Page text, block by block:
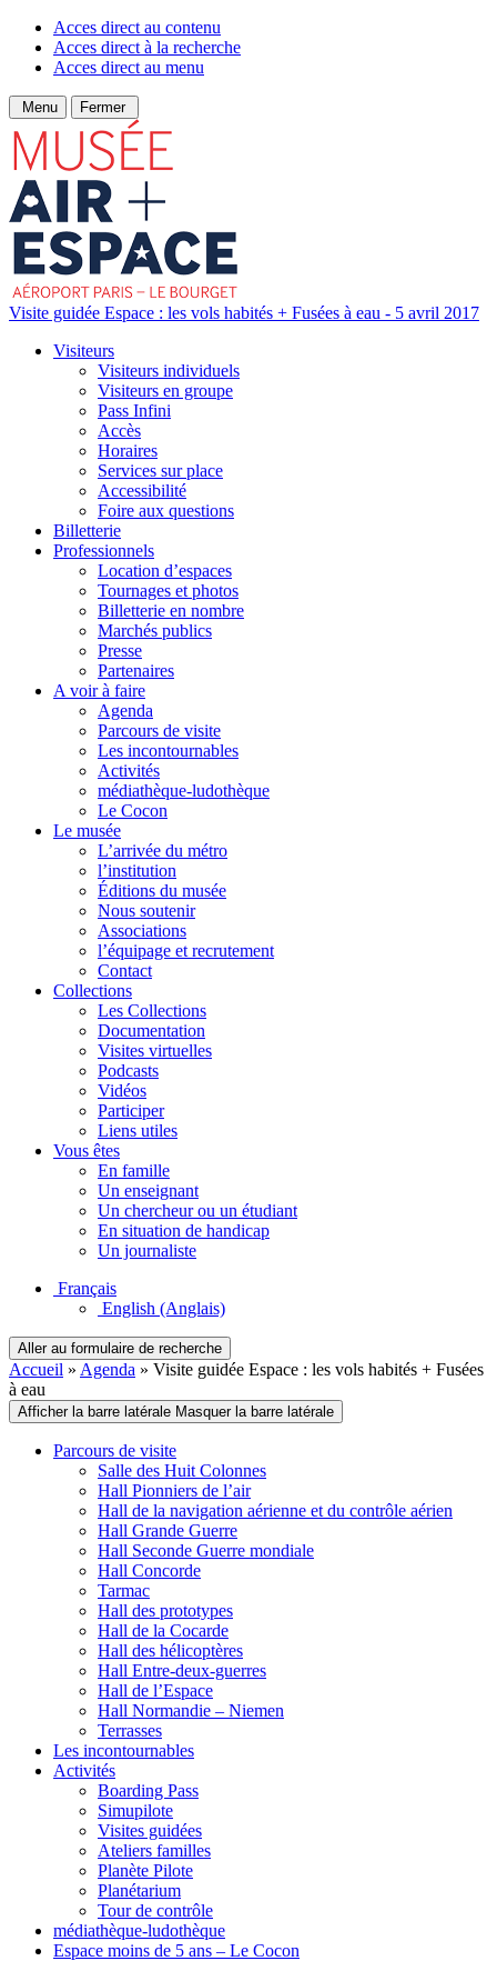
Acces direct au contenu
Acces direct à la recherche
Acces direct au menu
Menu Fermer
Visite guidée Espace : les vols habités + Fusées à eau - 5 avril 2017
Visiteurs
Visiteurs individuels
Visiteurs en groupe
Pass Infini
Accès
Horaires
Services sur place
Accessibilité
Foire aux questions
Billetterie
Professionnels
Location d’espaces
Tournages et photos
Billetterie en nombre
Marchés publics
Presse
Partenaires
A voir à faire
Agenda
Parcours de visite
Les incontournables
Activités
médiathèque-ludothèque
Le Cocon
Le musée
L’arrivée du métro
l’institution
Éditions du musée
Nous soutenir
Associations
l’équipage et recrutement
Contact
Collections
Les Collections
Documentation
Visites virtuelles
Podcasts
Vidéos
Participer
Liens utiles
Vous êtes
En famille
Un enseignant
Un chercheur ou un étudiant
En situation de handicap
Un journaliste
Français
English (Anglais)
Aller au formulaire de recherche
Accueil » Agenda » Visite guidée Espace : les vols habités + Fusées
à eau
Afficher la barre latérale Masquer la barre latérale
Parcours de visite
Salle des Huit Colonnes
Hall Pionniers de l’air
Hall de la navigation aérienne et du contrôle aérien
Hall Grande Guerre
Hall Seconde Guerre mondiale
Hall Concorde
Tarmac
Hall des prototypes
Hall de la Cocarde
Hall des hélicoptères
Hall Entre-deux-guerres
Hall de l’Espace
Hall Normandie – Niemen
Terrasses
Les incontournables
Activités
Boarding Pass
Simupilote
Visites guidées
Ateliers familles
Planète Pilote
Planétarium
Tour de contrôle
médiathèque-ludothèque
Espace moins de 5 ans – Le Cocon